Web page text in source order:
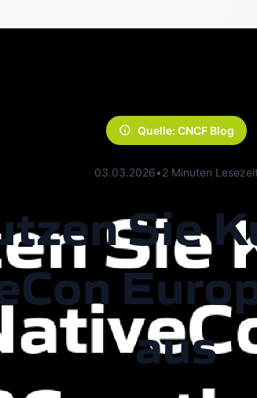
Quelle: CNCF Blog
03.03.2026•2 Minuten
Sie
aus